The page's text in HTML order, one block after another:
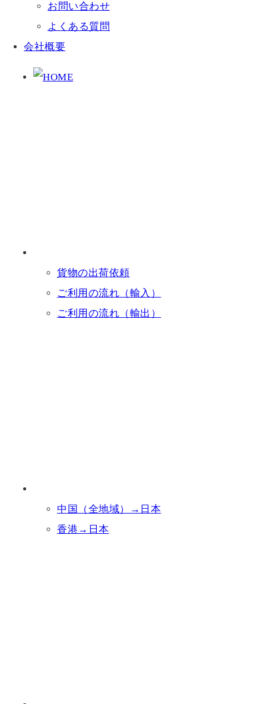
お問い合わせ
よくある質問
会社概要
貨物の出荷依頼
ご利用の流れ（輸入）
ご利用の流れ（輸出）
中国（全地域）→日本
香港→日本